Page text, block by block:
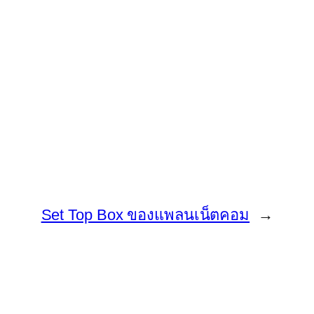
Set Top Box ของแพลนเน็ตคอม →